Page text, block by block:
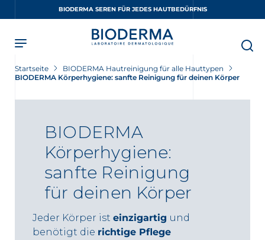
BIODERMA SEREN FÜR JEDES HAUTBEDÜRFNIS
Startseite
BIODERMA Hautreinigung für alle Hauttypen
BIODERMA Körperhygiene: sanfte Reinigung für deinen Körper
BIODERMA
Körperhygiene:
sanfte Reinigung
für deinen Körper
Jeder Körper ist einzigartig und
benötigt die richtige Pflege